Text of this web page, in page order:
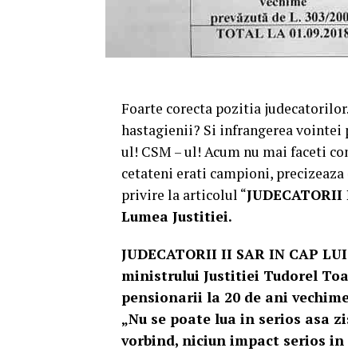
Foarte corecta pozitia
hastagienii? Si infrangerea vointei
ul! CSM – ul! Acum nu mai faceti
cetateni erati campioni,
privire la articolul “
Lumea Justitiei.
JUDECATORII II SAR IN CAP
ministrului Justitiei Tudorel
pensionarii la 20 de ani
„Nu se poate lua in serios asa
vorbind, niciun impact serios